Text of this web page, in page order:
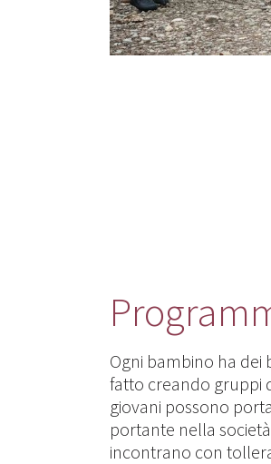
Ogni bambino ha dei
fatto creando gruppi
giovani possono
portante nella
incontrano con